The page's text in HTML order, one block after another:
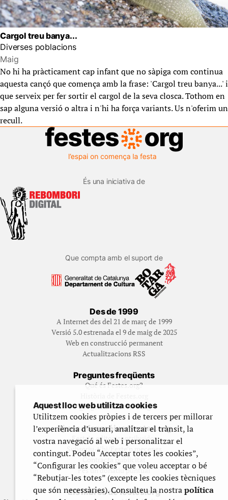
Cargol treu banya...
Diverses poblacions
Maig
No hi ha pràcticament cap infant que no sàpiga com continua
aquesta cançó que comença amb la frase: 'Cargol treu banya...' i
que serveix per fer sortir el cargol de la seva closca. Tothom en
sap alguna versió o altra i n'hi ha força variants. Us n'oferim un
recull.
És una iniciativa de
Que compta amb el suport de
Des de 1999
A Internet des del 21 de març de 1999
Versió 5.0 estrenada el 9 de maig de 2025
Web en construcció permanent
Actualitzacions RSS
Preguntes freqüents
Qué és Festes.org?
Qui gestiona Festes.org
Ajuda a fer créixer festes.org
Feste’n editor/contribuidor
Subscriu-t’hi/Feste’n mecenes
Contracta publicitat
Fes un donatiu puntual
Els llibres de festes.org
Aquest lloc web utilitza cookies
Utilitzem cookies pròpies i de tercers per millorar
l’experiència d’usuari, analitzar el trànsit, la
vostra navegació al web i personalitzar el
contingut. Podeu “Acceptar totes les cookies”,
“Configurar les cookies” que voleu acceptar o bé
“Rebutjar-les totes” (excepte les cookies tècniques
que són necessàries). Consulteu la nostrapolítica